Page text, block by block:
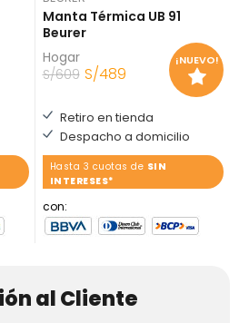
¡NUEVO!
Manta Térmica UB 91
Beurer
Hogar
S/609 S/489
Retiro en tienda
Despacho a domicilio
Hasta 3 cuotas de SIN
INTERESES*
con:
al Cliente